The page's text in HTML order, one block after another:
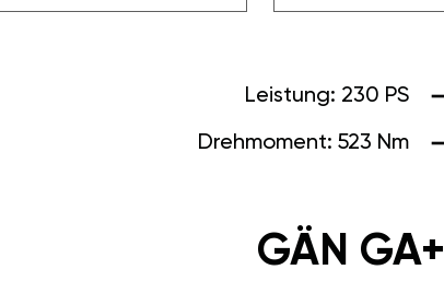
Leistung: 230 PS
Drehmoment: 523 Nm
GÄN GA+